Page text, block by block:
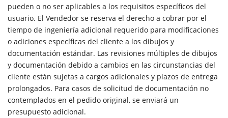
pueden o no ser aplicables a los requisitos específicos del
usuario. El Vendedor se reserva el derecho a cobrar por el
tiempo de ingeniería adicional requerido para modificaciones
o adiciones específicas del cliente a los dibujos y
documentación estándar. Las revisiones múltiples de dibujos
y documentación debido a cambios en las circunstancias del
cliente están sujetas a cargos adicionales y plazos de entrega
prolongados. Para casos de solicitud de documentación no
contemplados en el pedido original, se enviará un
presupuesto adicional.